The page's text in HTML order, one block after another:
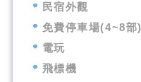
民宿外觀
免費停車場(4~8部)
電玩
飛標機